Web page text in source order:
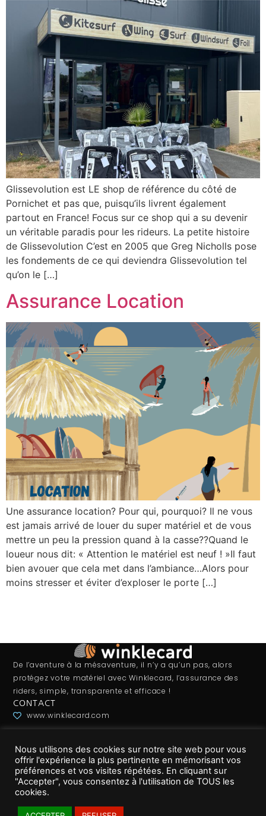
Glissevolution est LE shop de référence du côté de
Pornichet et pas que, puisqu’ils livrent également
partout en France! Focus sur ce shop qui a su devenir
un véritable paradis pour les rideurs. La petite histoire
de Glissevolution C’est en 2005 que Greg Nicholls pose
les fondements de ce qui deviendra Glissevolution tel
qu’on le […]
Assurance Location
Une assurance location? Pour qui, pourquoi? Il ne vous
est jamais arrivé de louer du super matériel et de vous
mettre un peu la pression quand à la casse??Quand le
loueur nous dit: « Attention le matériel est neuf ! »Il faut
bien avouer que cela met dans l’ambiance…Alors pour
moins stresser et éviter d’exploser le porte […]
De l’aventure à la mésaventure, il n’y a qu’un pas, alors
protégez votre matériel avec Winklecard, l’assurance des
riders, simple, transparente et efficace !
CONTACT
www.winklecard.com
contact@winklecard.com
MENTIONS OBLIGATOIRES
Mentions légales
Nous utilisons des cookies sur notre site web pour vous
offrir l'expérience la plus pertinente en mémorisant vos
préférences et vos visites répétées. En cliquant sur
"Accepter", vous consentez à l'utilisation de TOUS les
cookies.